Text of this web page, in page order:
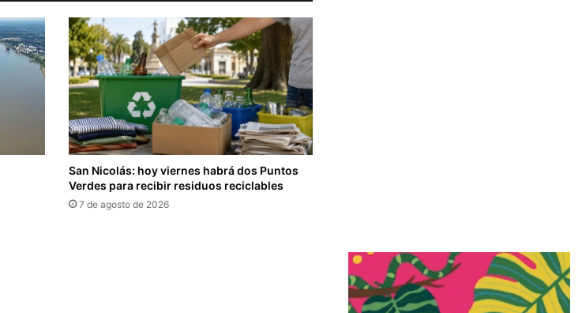
San Nicolás: hoy viernes habrá dos Puntos
Verdes para recibir residuos reciclables
7 de agosto de 2026